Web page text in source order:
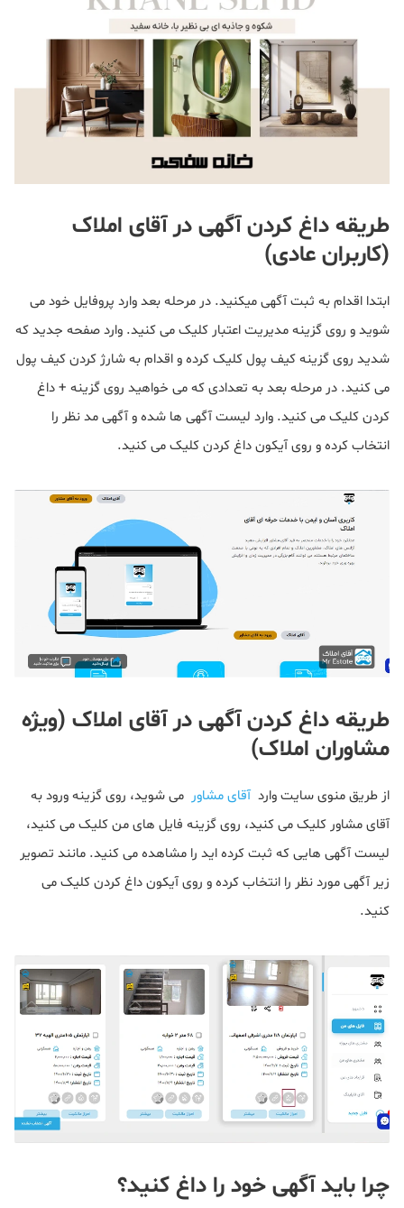
طریقه داغ کردن آگهی در آقای املاک
(کاربران عادی)
ابتدا اقدام به ثبت آگهی میکنید. در مرحله بعد وارد پروفایل خود می
شوید و روی گزینه مدیریت اعتبار کلیک می کنید. وارد صفحه جدید که
شدید روی گزینه کیف پول کلیک کرده و اقدام به شارژ کردن کیف پول
می کنید. در مرحله بعد به تعدادی که می خواهید روی گزینه + داغ
کردن کلیک می کنید. وارد لیست آگهی ها شده و آگهی مد نظر را
انتخاب کرده و روی آیکون داغ کردن کلیک می کنید.
طریقه داغ کردن آگهی در آقای املاک (ویژه
مشاوران املاک)
از طریق منوی سایت وارد آقای مشاور می شوید، روی گزینه ورود به
آقای مشاور کلیک می کنید، روی گزینه فایل های من کلیک می کنید،
لیست آگهی هایی که ثبت کرده اید را مشاهده می کنید. مانند تصویر
زیر آگهی مورد نظر را انتخاب کرده و روی آیکون داغ کردن کلیک می
کنید.
چرا باید آگهی خود را داغ کنید؟